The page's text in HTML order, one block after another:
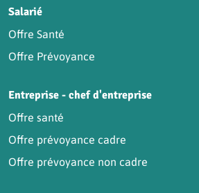
Salarié
Offre Santé
Offre Prévoyance
Entreprise - chef d'entreprise
Offre santé
Offre prévoyance cadre
Offre prévoyance non cadre